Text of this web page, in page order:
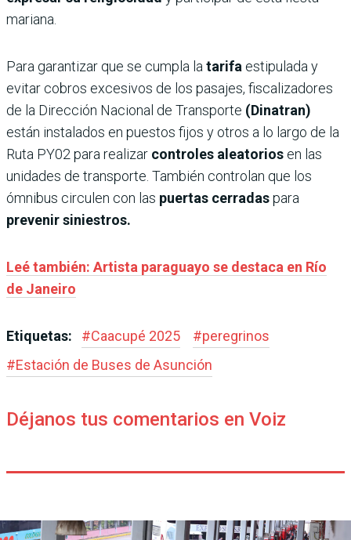
mariana.
Para garantizar que se cumpla la tarifa estipulada y
evitar cobros excesivos de los pasajes, fiscalizadores
de la Dirección Nacional de Transporte (Dinatran)
están instalados en puestos fijos y otros a lo largo de la
Ruta PY02 para realizar controles aleatorios en las
unidades de transporte. También controlan que los
ómnibus circulen con las puertas cerradaspara
prevenir siniestros.
Leé también: Artista paraguayo se destaca en Río
de Janeiro
Etiquetas: #Caacupé 2025 #peregrinos
#Estación de Buses de Asunción
Déjanos tus comentarios en Voiz